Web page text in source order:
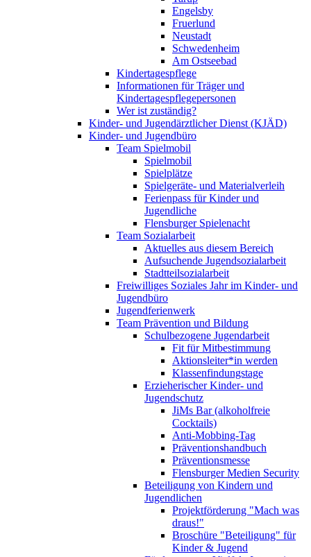
Engelsby
Fruerlund
Neustadt
Schwedenheim
Am Ostseebad
Kindertagespflege
Informationen für Träger und
Kindertagespflegepersonen
Wer ist zuständig?
Kinder- und Jugendärztlicher Dienst (KJÄD)
Kinder- und Jugendbüro
Team Spielmobil
Spielmobil
Spielplätze
Spielgeräte- und Materialverleih
Ferienpass für Kinder und
Jugendliche
Flensburger Spielenacht
Team Sozialarbeit
Aktuelles aus diesem Bereich
Aufsuchende Jugendsozialarbeit
Stadtteilsozialarbeit
Freiwilliges Soziales Jahr im Kinder- und
Jugendbüro
Jugendferienwerk
Team Prävention und Bildung
Schulbezogene Jugendarbeit
Fit für Mitbestimmung
Aktionsleiter*in werden
Klassenfindungstage
Erzieherischer Kinder- und
Jugendschutz
JiMs Bar (alkoholfreie
Cocktails)
Anti-Mobbing-Tag
Präventionshandbuch
Präventionsmesse
Flensburger Medien Security
Beteiligung von Kindern und
Jugendlichen
Projektförderung "Mach was
draus!"
Broschüre "Beteiligung" für
Kinder & Jugend